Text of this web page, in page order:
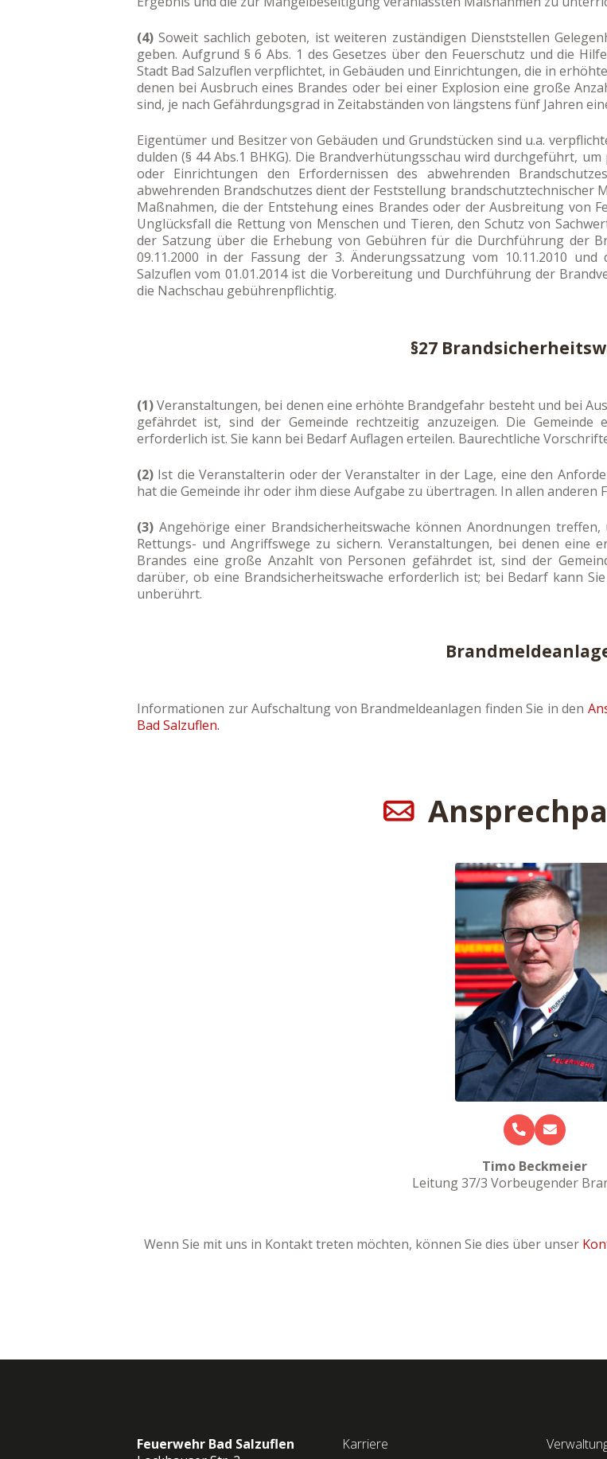
(4) Soweit sachlich geboten, ist weiteren zuständigen Dienststellen
geben. Aufgrund § 6 Abs. 1 des Gesetzes über den Feuerschutz und die
Stadt Bad Salzuflen verpflichtet, in Gebäuden und Einrichtungen, die in
denen bei Ausbruch eines Brandes oder bei einer Explosion eine große
sind, je nach Gefährdungsgrad in Zeitabständen von längstens fünf Jahren
Eigentümer und Besitzer von Gebäuden und Grundstücken sind u.a.
dulden (§ 44 Abs.1 BHKG). Die Brandverhütungsschau wird durchgeführt,
oder Einrichtungen den Erfordernissen des abwehrenden
abwehrenden Brandschutzes dient der Feststellung brandschutztechnischer
Maßnahmen, die der Entstehung eines Brandes oder der Ausbreitung von
Unglücksfall die Rettung von Menschen und Tieren, den Schutz von
der Satzung über die Erhebung von Gebühren für die Durchführung der
09.11.2000 in der Fassung der 3. Änderungssatzung vom 10.11.2010
Salzuflen vom 01.01.2014 ist die Vorbereitung und Durchführung der
die Nachschau gebührenpflichtig.
§27
(1)Veranstaltungen, bei denen eine erhöhte Brandgefahr besteht und bei
gefährdet ist, sind der Gemeinde rechtzeitig anzuzeigen. Die Gemeinde
erforderlich ist. Sie kann bei Bedarf Auflagen erteilen. Baurechtliche
(2) Ist die Veranstalterin oder der Veranstalter in der Lage, eine den
hat die Gemeinde ihr oder ihm diese Aufgabe zu übertragen. In allen anderen
(3) Angehörige einer Brandsicherheitswache können Anordnungen
Rettungs- und Angriffswege zu sichern. Veranstaltungen, bei denen eine
Brandes eine große Anzahlt von Personen gefährdet ist, sind der
darüber, ob eine Brandsicherheitswache erforderlich ist; bei Bedarf kann
unberührt.
Informationen zur Aufschaltung von Brandmeldeanlagen finden Sie in den
Bad Salzuflen.
Timo Beckmeier
Leitung 37/3 Vorbeugender
Wenn Sie mit uns in Kontakt treten möchten, können Sie dies über unser
Feuerwehr Bad Salzuflen
Karriere